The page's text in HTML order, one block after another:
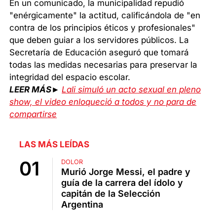
En un comunicado, la municipalidad repudió
"enérgicamente" la actitud, calificándola de "en
contra de los principios éticos y profesionales"
que deben guiar a los servidores públicos. La
Secretaría de Educación aseguró que tomará
todas las medidas necesarias para preservar la
integridad del espacio escolar.
LEER MÁS► Lali simuló un acto sexual en pleno
show, el video enloqueció a todos y no para de
compartirse
LAS MÁS LEÍDAS
DOLOR
Murió Jorge Messi, el padre y
guía de la carrera del ídolo y
capitán de la Selección
Argentina